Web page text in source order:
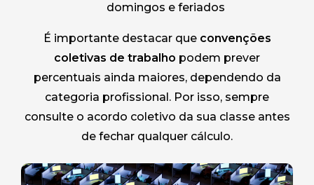
domingos e feriados
É importante destacar que convenções
coletivas de trabalho podem prever
percentuais ainda maiores, dependendo da
categoria profissional. Por isso, sempre
consulte o acordo coletivo da sua classe antes
de fechar qualquer cálculo.